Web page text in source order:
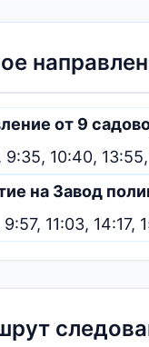
от 9
10:40,
на Завод
11:03, 14:17,